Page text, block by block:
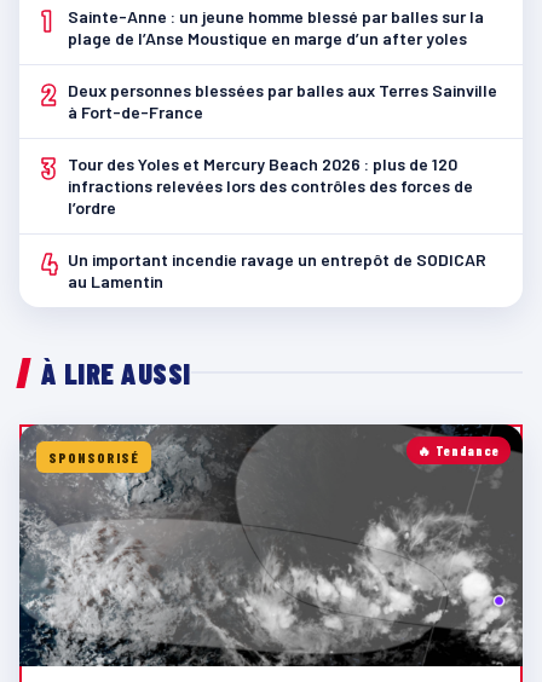
1
Sainte-Anne : un jeune homme blessé par balles sur la
plage de l’Anse Moustique en marge d’un after yoles
2
Deux personnes blessées par balles aux Terres Sainville
à Fort-de-France
3
Tour des Yoles et Mercury Beach 2026 : plus de 120
infractions relevées lors des contrôles des forces de
l’ordre
4 Un important incendie ravage un entrepôt de SODICAR
au Lamentin
À LIRE AUSSI
🔥 Tendance
SPONSORISÉ